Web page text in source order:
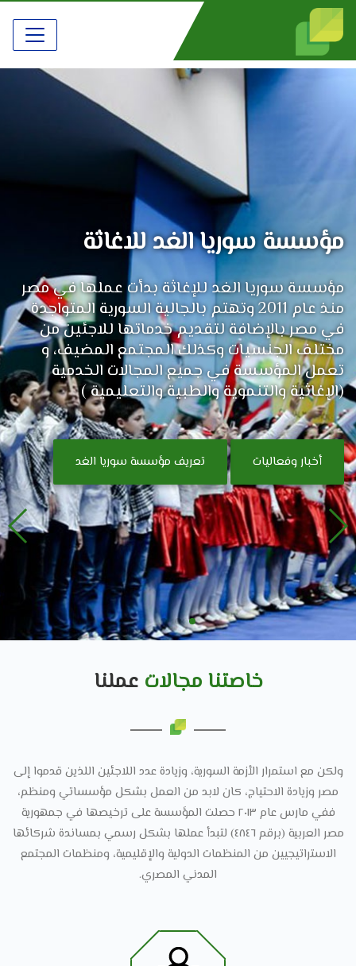
مؤسسة سوريا الغد للاغاثة
مؤسسة سوريا الغد للإغاثة بدأت عملها في مصر
منذ عام 2011 وتهتم بالجالية السورية المتواجدة
في مصر بالإضافة لتقديم خدماتها للاجئين من
مختلف الجنسيات وكذلك المجتمع المضيف، و
تعمل المؤسسة في جميع المجالات الخدمية
(الإغاثية والتنموية والطبية والتعليمية )
أخبار وفعاليات تعريف مؤسسة سوريا الغد
خاصتنا مجالات عملنا
ولكن مع استمرار الأزمة السورية، وزيادة عدد اللاجئين اللذين قدموا إلى
مصر وزيادة الاحتياج، كان لابد من العمل بشكل مؤسساتي ومنظم،
ففي مارس عام ٢٠١٣ حصلت المؤسسة على ترخيصها في جمهورية
مصر العربية (برقم ٤٨٤٦) لتبدأ عملها بشكل رسمي بمساندة شركائها
الاستراتيجيين من المنظمات الدولية والإقليمية، ومنظمات المجتمع
المدني المصري.